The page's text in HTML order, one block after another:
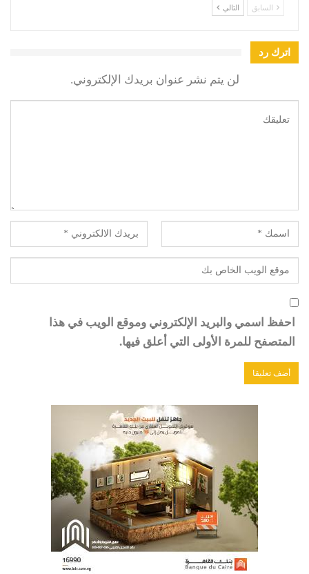
السابق التالي
اترك رد
لن يتم نشر عنوان بريدك الإلكتروني.
احفظ اسمي والبريد الإلكتروني وموقع الويب في هذا
المتصفح للمرة الأولى التي أعلق فيها.